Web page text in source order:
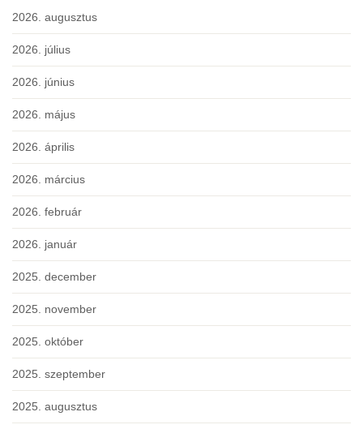
2026. augusztus
2026. július
2026. június
2026. május
2026. április
2026. március
2026. február
2026. január
2025. december
2025. november
2025. október
2025. szeptember
2025. augusztus